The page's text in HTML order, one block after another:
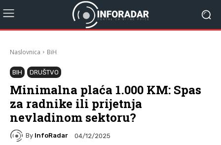
Naslovnica BiH
BIH DRUŠTVO
Minimalna plaća 1.000 KM: Spas
za radnike ili prijetnja
nevladinom sektoru?
By InfoRadar 04/12/2025